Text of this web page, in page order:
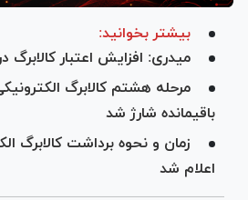
بیشتر بخوانید:
میدری: افزایش اعتبار
مرحله هشتم کالابرگ
باقیمانده شارژ شد
زمان و نحوه برداشت کالابرگ
اعلام شد